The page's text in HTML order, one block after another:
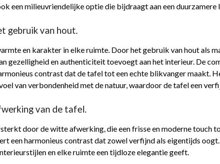
een milieuvriendelijke optie die bijdraagt aan een duurzamere
gebruik van hout.
en karakter in elke ruimte. Door het gebruik van hout als
gezelligheid en authenticiteit toevoegt aan het interieur. De
contrast dat de tafel tot een echte blikvanger maakt.
van verbondenheid met de natuur, waardoor de tafel een
van de tafel.
door de witte afwerking, die een frisse en moderne touch
een harmonieus contrast dat zowel verfijnd als eigentijds
en elke ruimte een tijdloze elegantie geeft.